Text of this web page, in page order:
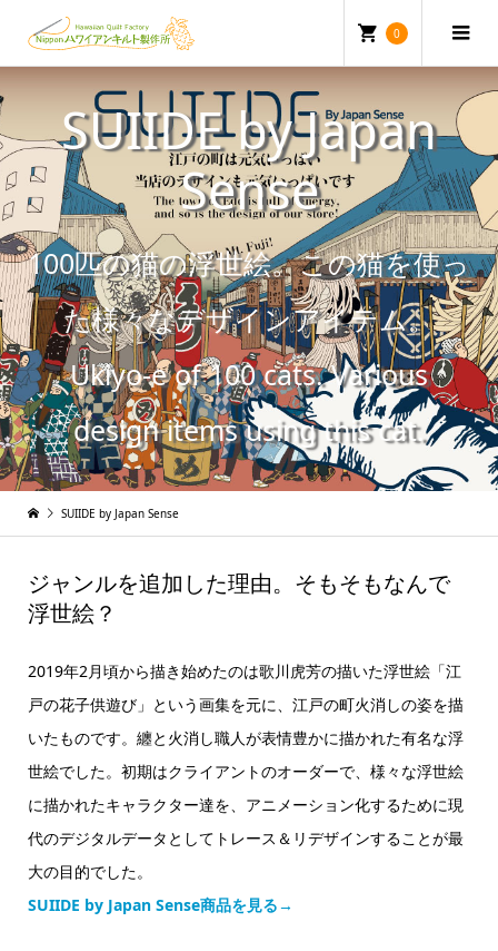
0
SUIIDE by Japan
Sense
100匹の猫の浮世絵。この猫を使っ
た様々なデザインアイテム。
Ukiyo-e of 100 cats. Various
design items using this cat.
SUIIDE by Japan Sense
ジャンルを追加した理由。そもそもなんで
浮世絵？
2019年2月頃から描き始めたのは歌川虎芳の描いた浮世絵「江
戸の花子供遊び」という画集を元に、江戸の町火消しの姿を描
いたものです。纏と火消し職人が表情豊かに描かれた有名な浮
世絵でした。初期はクライアントのオーダーで、様々な浮世絵
に描かれたキャラクター達を、アニメーション化するために現
代のデジタルデータとしてトレース＆リデザインすることが最
大の目的でした。
SUIIDE by Japan Sense商品を見る→